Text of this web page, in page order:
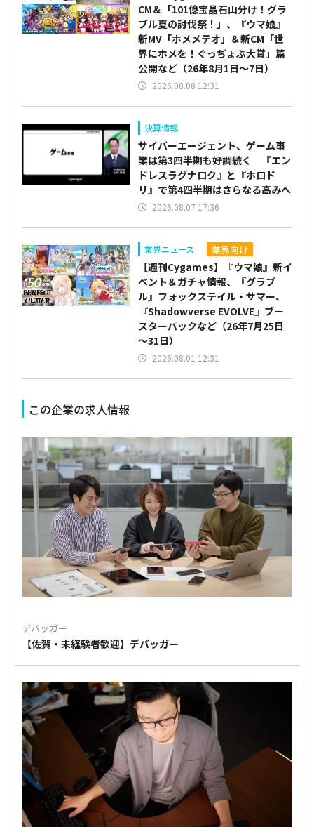
CM＆「101億宝晶石山分け！グラ
ブル夏の討伐祭！」、『ウマ娘』
新MV「ホメメテオ」＆新CM「世
界にホメを！ぐっぢょぶ大賞」篇
公開など（26年8月1日～7日）
2026.08.08 12:31
決算情報
サイバーエージェント、ゲーム事
業は第3四半期も好調続く 『エン
ドレスラグナロク』と『ホロド
リ』で第4四半期はさらなる高みへ
2026.08.07 17:36
業界ニュース 業界向け
【週刊Cygames】『ウマ娘』新イ
ベント＆ガチャ情報、『グラブ
ル』フォックステイル・サマー、
『Shadowverse EVOLVE』ブー
スターパックなど（26年7月25日
～31日）
2026.08.01 12:31
この企業の求人情報
デバッガー
【佐賀・未経験者歓迎】デバッガー